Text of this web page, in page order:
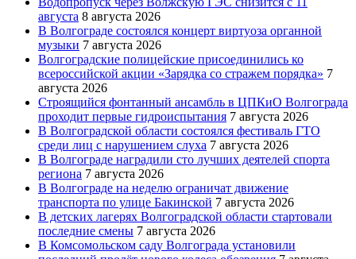
августа 8 августа 2026
В Волгограде состоялся концерт виртуоза органной
музыки 7 августа 2026
Волгоградские полицейские присоединились ко
всероссийской акции «Зарядка со стражем порядка» 7
августа 2026
Строящийся фонтанный ансамбль в ЦПКиО Волгограда
проходит первые гидроиспытания 7 августа 2026
В Волгоградской области состоялся фестиваль ГТО
среди лиц с нарушением слуха 7 августа 2026
В Волгограде наградили сто лучших деятелей спорта
региона 7 августа 2026
В Волгограде на неделю ограничат движение
транспорта по улице Бакинской 7 августа 2026
В детских лагерях Волгоградской области стартовали
последние смены 7 августа 2026
В Комсомольском саду Волгограда установили